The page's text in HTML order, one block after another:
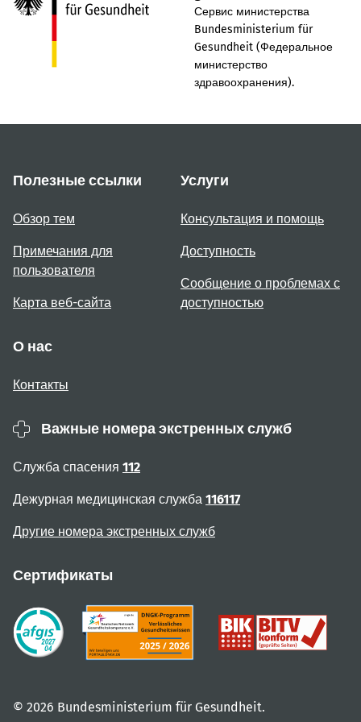
Сервис министерства
Bundesministerium für
Gesundheit (Федеральное
министерство
здравоохранения).
Полезные ссылки
Обзор тем
Примечания для
пользователя
Карта веб-сайта
Услуги
Консультация и помощь
Доступность
Сообщение о проблемах с
доступностью
О нас
Контакты
Важные номера экстренных служб
Служба спасения 112
Дежурная медицинская служба 116117
Другие номера экстренных служб
Сертификаты
© 2026 Bundesministerium für Gesundheit.